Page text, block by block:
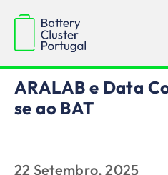
Notícias
ARALAB e Data
se ao BAT
22 Setembro, 2025